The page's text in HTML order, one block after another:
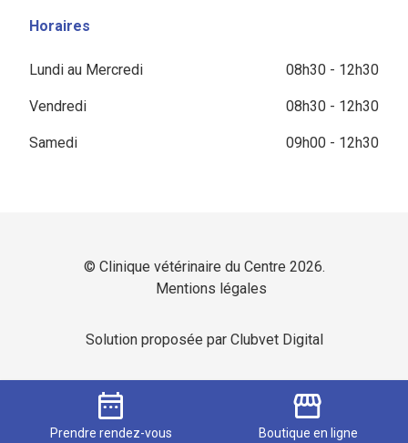
date_range
Prendrerendez-vous
storefront
Boutique en ligne
Horaires
Lundi au Mercredi 08h30 - 12h30
Vendredi 08h30 - 12h30
Samedi 09h00 - 12h30
© Clinique vétérinaire du Centre 2026.
Mentions légales
Solution proposée par Clubvet Digital